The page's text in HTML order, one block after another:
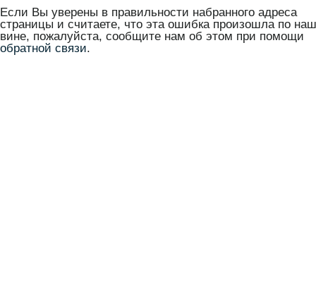
Если Вы уверены в правильности набранного адреса
страницы и считаете, что эта ошибка произошла по
вине, пожалуйста, сообщите нам об этом при помощи
обратной связи.